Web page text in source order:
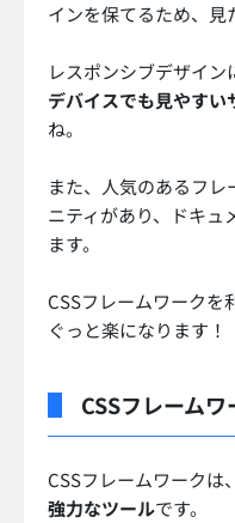
インを保てるため、見
レスポンシブデザイン
デバイスでも見やすい
ね。
また、人気のあるフ
ニティがあり、ドキュ
ます。
CSSフレームワークを
ぐっと楽になります！
CSSフレーム
CSSフレームワークは、
強力なツールです。